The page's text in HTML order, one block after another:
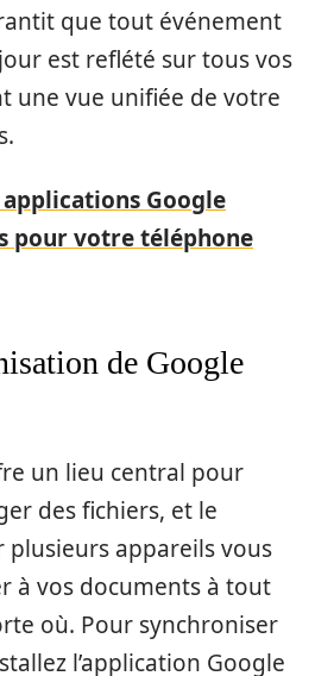
que tout événement
est reflété sur tous vos
une vue unifiée de votre
applications Google
pour votre téléphone
de Google
un lieu central pour
des fichiers, et le
plusieurs appareils vous
à vos documents à tout
où. Pour synchroniser
l’application Google